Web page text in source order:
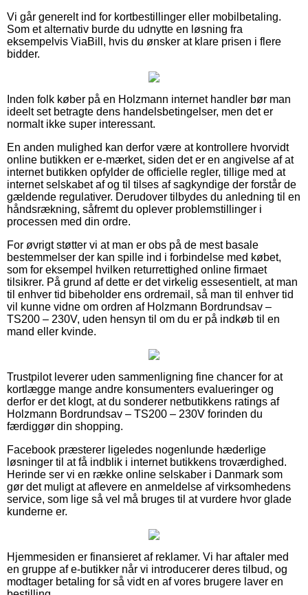
Vi går generelt ind for kortbestillinger eller mobilbetaling.
Som et alternativ burde du udnytte en løsning fra
eksempelvis ViaBill, hvis du ønsker at klare prisen i flere
bidder.
Inden folk køber på en Holzmann internet handler bør man
ideelt set betragte dens handelsbetingelser, men det er
normalt ikke super interessant.
En anden mulighed kan derfor være at kontrollere hvorvidt
online butikken er e-mærket, siden det er en angivelse af at
internet butikken opfylder de officielle regler, tillige med at
internet selskabet af og til tilses af sagkyndige der forstår de
gældende regulativer. Derudover tilbydes du anledning til en
håndsrækning, såfremt du oplever problemstillinger i
processen med din ordre.
For øvrigt støtter vi at man er obs på de mest basale
bestemmelser der kan spille ind i forbindelse med købet,
som for eksempel hvilken returrettighed online firmaet
tilsikrer. På grund af dette er det virkelig essesentielt, at man
til enhver tid bibeholder ens ordremail, så man til enhver tid
vil kunne vidne om ordren af Holzmann Bordrundsav –
TS200 – 230V, uden hensyn til om du er på indkøb til en
mand eller kvinde.
Trustpilot leverer uden sammenligning fine chancer for at
kortlægge mange andre konsumenters evalueringer og
derfor er det klogt, at du sonderer netbutikkens ratings af
Holzmann Bordrundsav – TS200 – 230V forinden du
færdiggør din shopping.
Facebook præsterer ligeledes nogenlunde hæderlige
løsninger til at få indblik i internet butikkens troværdighed.
Herinde ser vi en række online selskaber i Danmark som
gør det muligt at aflevere en anmeldelse af virksomhedens
service, som lige så vel må bruges til at vurdere hvor glade
kunderne er.
Hjemmesiden er finansieret af reklamer. Vi har aftaler med
en gruppe af e-butikker når vi introducerer deres tilbud, og
modtager betaling for så vidt en af vores brugere laver en